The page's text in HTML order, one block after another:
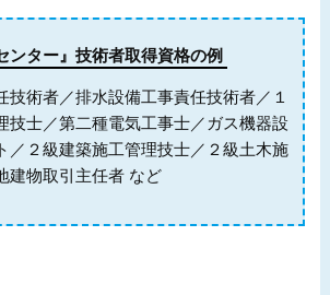
ンター』技術者取得資格の例
技術者／排水設備工事責任技術者／１
技士／第二種電気工事士／ガス機器設
／２級建築施工管理技士／２級土木施
建物取引主任者 など